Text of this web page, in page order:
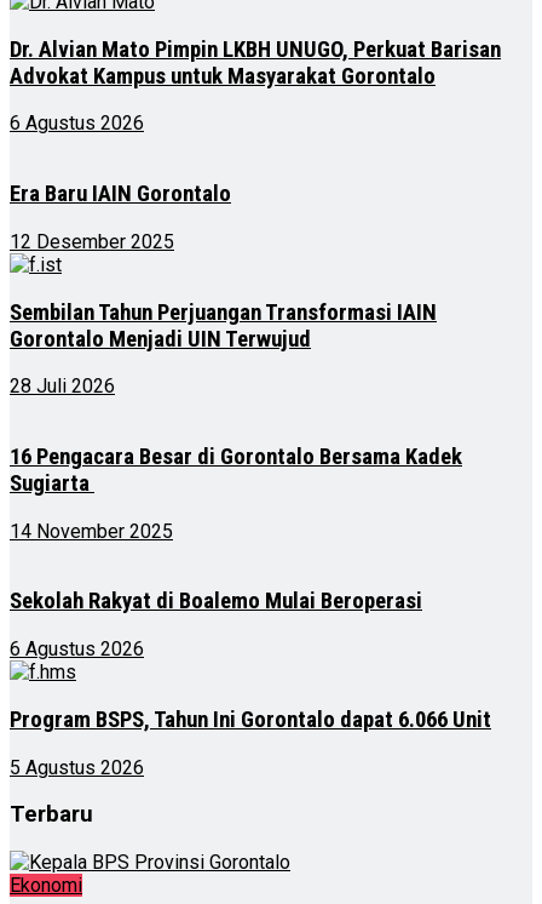
Dr. Alvian Mato Pimpin LKBH UNUGO, Perkuat Barisan
Advokat Kampus untuk Masyarakat Gorontalo
6 Agustus 2026
Era Baru IAIN Gorontalo
12 Desember 2025
Sembilan Tahun Perjuangan Transformasi IAIN
Gorontalo Menjadi UIN Terwujud
28 Juli 2026
16 Pengacara Besar di Gorontalo Bersama Kadek
Sugiarta
14 November 2025
Sekolah Rakyat di Boalemo Mulai Beroperasi
6 Agustus 2026
Program BSPS, Tahun Ini Gorontalo dapat 6.066 Unit
5 Agustus 2026
Terbaru
Ekonomi